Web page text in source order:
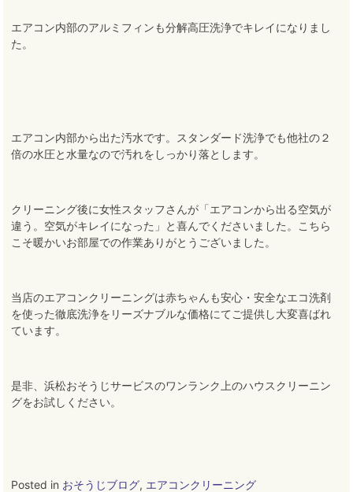
エアコン内部のアルミフィンも分解高圧洗浄でキレイになりまし
た。
エアコン内部から出た汚水です。スタンダード洗浄でも他社の２
倍の水圧と水量なので汚れをしっかり落とします。
クリーニング後に女性スタッフさんが「エアコンから出る空気が
違う。空気がキレイになった」と喜んでくださいました。こちら
こそ暖かいお部屋での作業ありがとうございました。
当店のエアコンクリーニングは赤ちゃんも安心・安全なエコ洗剤
を使った徹底洗浄をリーズナブルな価格にてご提供し大変喜ばれ
ています。
是非、浜松おそうじサービスのワンランク上のハウスクリーニン
グをお試しください。
Posted in おそうじブログ, エアコンクリーニング